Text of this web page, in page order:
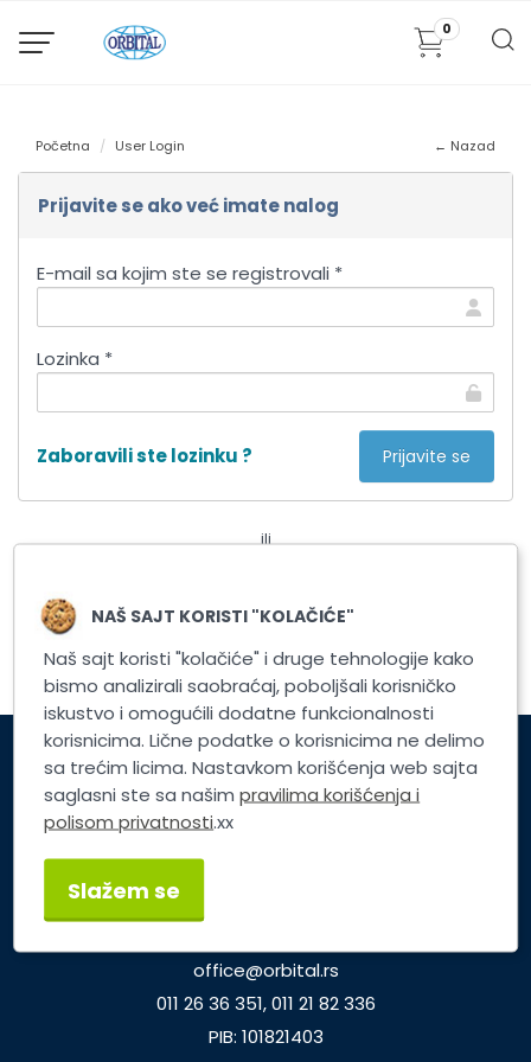
0
Početna User Login ← Nazad
Prijavite se ako već imate nalog
E-mail sa kojim ste se registrovali *
Lozinka *
Zaboravili ste lozinku ?
ili
Registrujte nalog
Korisnički servis
Brzi linkovi
office@orbital.rs
011 26 36 351, 011 21 82 336
PIB: 101821403
NAŠ SAJT KORISTI "KOLAČIĆE"
Naš sajt koristi "kolačiće" i druge tehnologije kako
bismo analizirali saobraćaj, poboljšali korisničko
iskustvo i omogućili dodatne funkcionalnosti
korisnicima. Lične podatke o korisnicima ne delimo
sa trećim licima. Nastavkom korišćenja web sajta
saglasni ste sa našimpravilima korišćenja i
polisom privatnosti.xx
Slažem se